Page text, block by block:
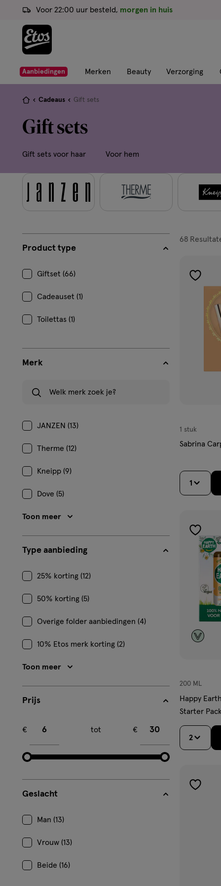
ga
de
hoofd
ga
naar
de
ga
naar
Voor 22:00 uur besteld, morgen in huis
Aanbiedingen Merken Beauty Verzorging
Je
hier:
Cadeaus Gift sets
Gift sets
Gift sets voor haar Voor hem
filters
Product type
Giftset (66)
Cadeauset (1)
Toilettas (1)
Merk
JANZEN (13)
Therme (12)
Kneipp (9)
Dove (5)
Toon meer
Type aanbieding
25% korting (12)
50% korting (5)
Overige folder aanbiedingen (4)
10% Etos merk korting (2)
Toon meer
Prijs
€
tot
€
Geslacht
Man (13)
Vrouw (13)
Beide (16)
68
1 stuk
Sabrina
1
aan
200 ML
Happy
Starter
2